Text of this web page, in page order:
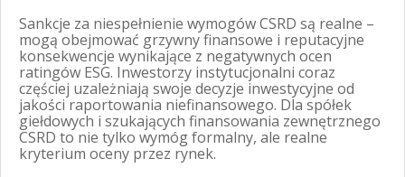
Sankcje za niespełnienie wymogów CSRD są realne –
mogą obejmować grzywny finansowe i reputacyjne
konsekwencje wynikające z negatywnych ocen
ratingów ESG. Inwestorzy instytucjonalni coraz
częściej uzależniają swoje decyzje inwestycyjne od
jakości raportowania niefinansowego. Dla spółek
giełdowych i szukających finansowania zewnętrznego
CSRD to nie tylko wymóg formalny, ale realne
kryterium oceny przez rynek.